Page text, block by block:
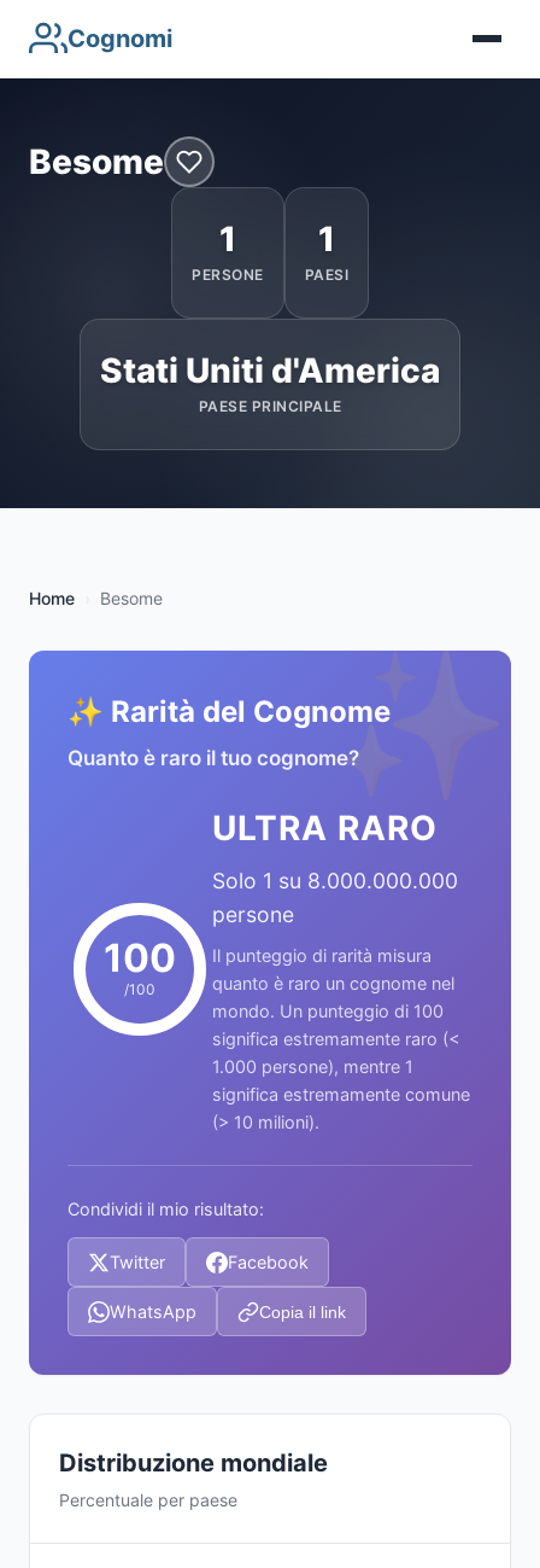
Cognomi
Besome
1
PERSONE
1
PAESI
Stati Uniti d'America
PAESE PRINCIPALE
Home Besome
✨
✨ Rarità del Cognome
Quanto è raro il tuo cognome?
100
/100
ULTRA RARO
Solo 1 su 8.000.000.000
persone
Il punteggio di rarità misura
quanto è raro un cognome nel
mondo. Un punteggio di 100
significa estremamente raro (<
1.000 persone), mentre 1
significa estremamente comune
(> 10 milioni).
Condividi il mio risultato:
Twitter Facebook
WhatsApp Copia il link
Distribuzione mondiale
Percentuale per paese